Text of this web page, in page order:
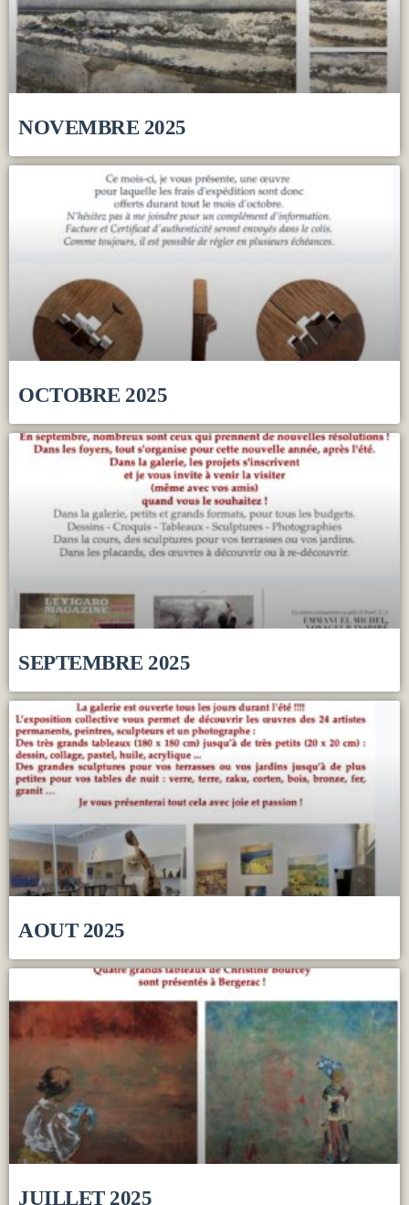
NOVEMBRE 2025
OCTOBRE 2025
SEPTEMBRE 2025
AOUT 2025
JUILLET 2025